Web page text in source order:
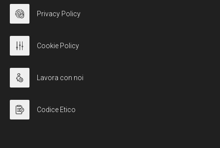
Privacy Policy
Cookie Policy
Lavora con noi
Codice Etico